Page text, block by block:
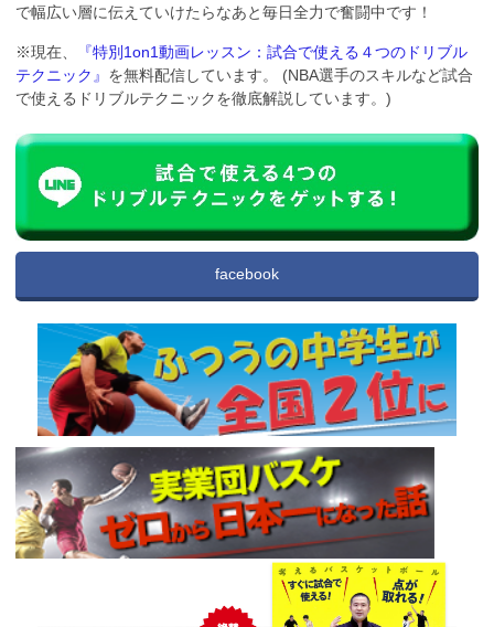
で幅広い層に伝えていけたらなあと毎日全力で奮闘中です！
※現在、
『特別1on1動画レッスン：試合で使える４つのドリブル
テクニック』 を無料配信しています。 (NBA選手のスキルなど試合
で使えるドリブルテクニックを徹底解説しています。)
facebook